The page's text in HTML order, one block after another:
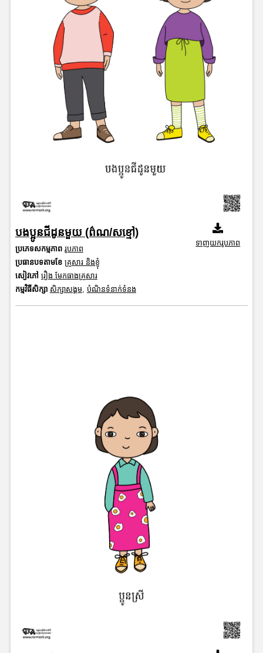
បងប្អូនជីដូនមួយ (ព៌ណ/សខ្មៅ)
ប្រភេទសកម្មភាព រូបភាព
ប្រធានបទតាមខែ គ្រួសារ និងខ្ញុំ
សៀវភៅ រឿង មែកធាងគ្រួសារ
កម្មវិធីសិក្សា សិក្សាសង្គម, បំណិនទំនាក់ទំនង
ទាញយករូបភាព